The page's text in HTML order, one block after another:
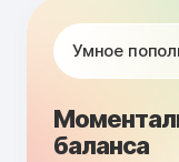
Умное
баланса